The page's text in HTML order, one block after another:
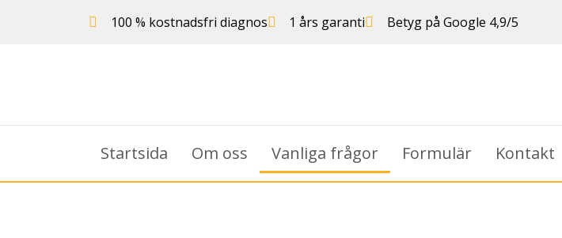
100 % kostnadsfri diagnos 1 års garanti Betyg på Google 4,9/5
Startsida Om oss Vanliga frågor Formulär Kontakt